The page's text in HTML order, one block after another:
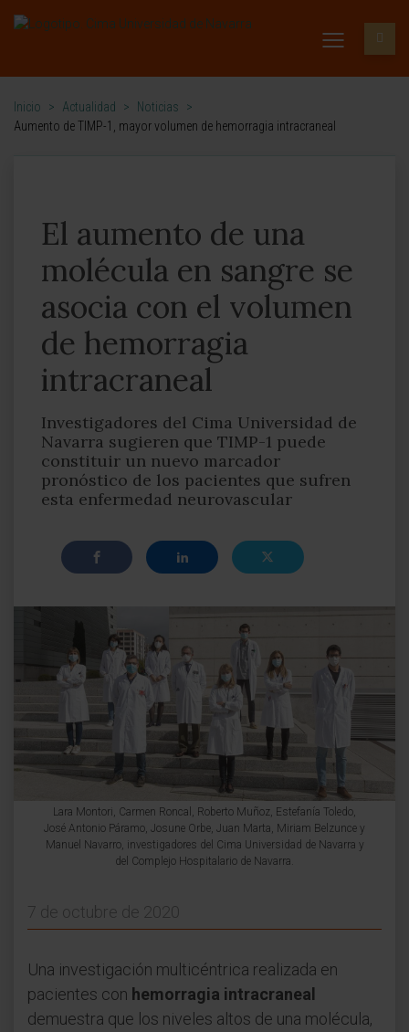
Inicio > Actualidad > Noticias
>
Aumento de TIMP-1, mayor volumen de hemorragia intracraneal
El aumento de una
molécula en sangre se
asocia con el volumen
de hemorragia
intracraneal
Investigadores del Cima Universidad de
Navarra sugieren que TIMP-1 puede
constituir un nuevo marcador
pronóstico de los pacientes que sufren
esta enfermedad neurovascular
Lara Montori, Carmen Roncal, Roberto Muñoz, Estefanía Toledo,
José Antonio Páramo, Josune Orbe, Juan Marta, Miriam Belzunce y
Manuel Navarro, investigadores del Cima Universidad de Navarra y
del Complejo Hospitalario de Navarra.
7 de octubre de 2020
Una investigación multicéntrica realizada en
pacientes con hemorragia intracraneal
demuestra que los niveles altos de una molécula,